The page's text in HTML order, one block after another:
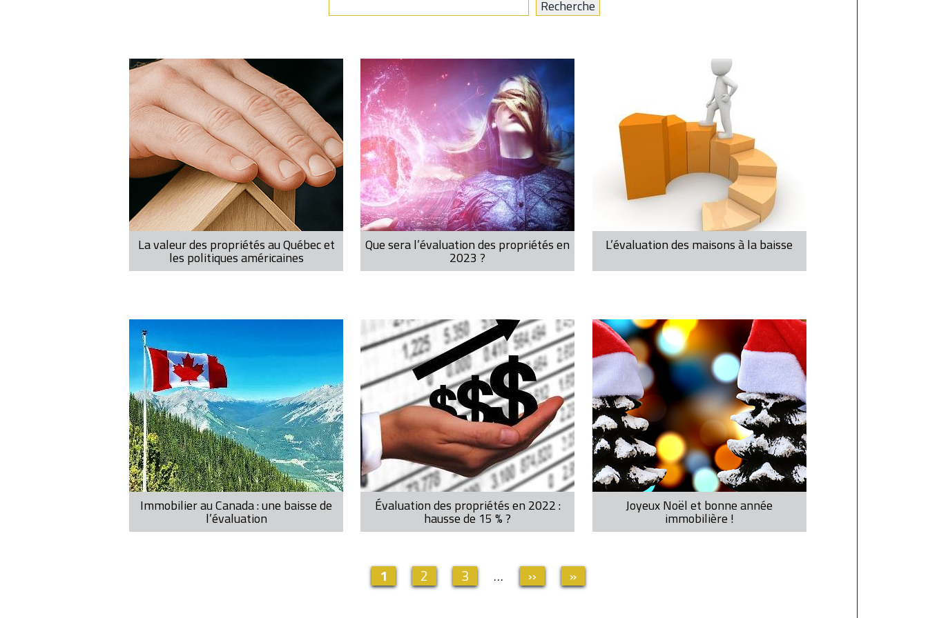
La valeur des propriétés au Québec et
les politiques américaines
Que sera l’évaluation des propriétés en
2023 ?
L’évaluation des maisons à la baisse
Immobilier au Canada : une baisse de
l’évaluation
Évaluation des propriétés en 2022 :
hausse de 15 % ?
Joyeux Noël et bonne année
immobilière !
Pagination
Page
actuelle
1 Page
2 Page
3 …
Page
suivante
››
Dernière
page
»